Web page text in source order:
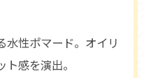
水性ポマード。オイリ
感を演出。